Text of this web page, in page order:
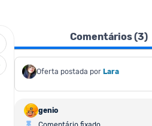
Comentários (3)
Oferta postada por Lara
genio